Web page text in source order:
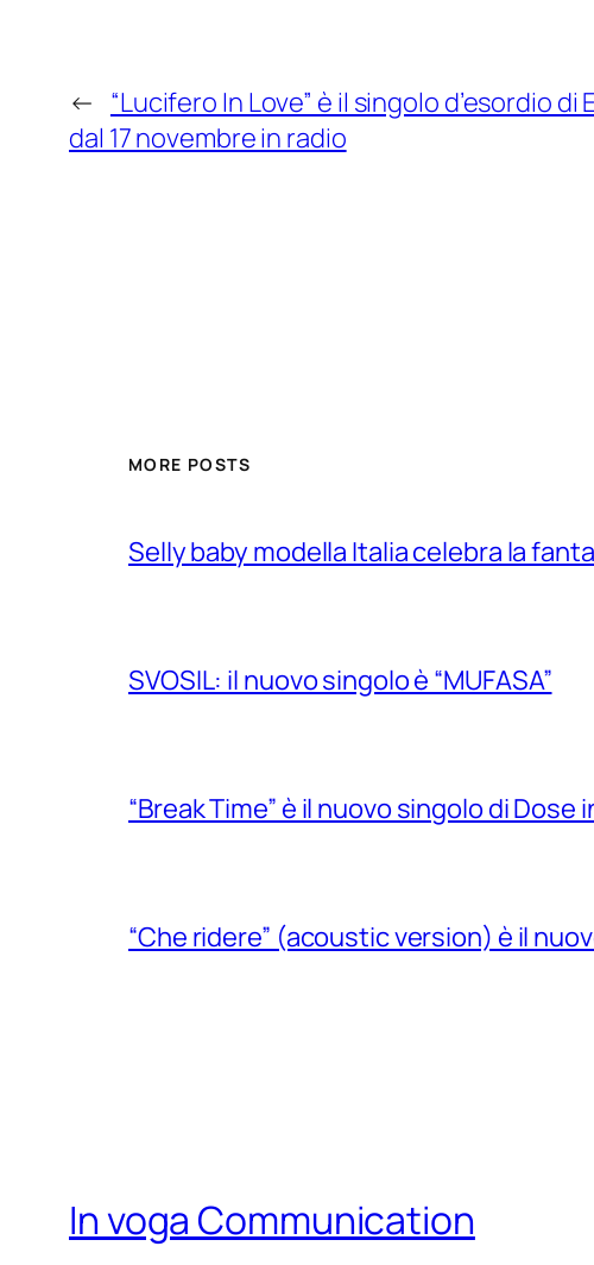
← “Lucifero In Love” è il singolo d’esordio di
dal 17 novembre in radio
MORE POSTS
Selly baby modella Italia celebra la
SVOSIL: il nuovo singolo è “MUFASA”
“Break Time” è il nuovo singolo di
“Che ridere” (acoustic version) è il
In voga Communication